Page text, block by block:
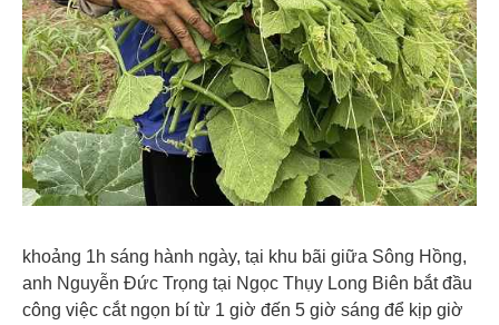
khoảng 1h sáng hành ngày, tại khu bãi giữa Sông Hồng,
anh Nguyễn Đức Trọng tại Ngọc Thụy Long Biên bắt đầu
công việc cắt ngọn bí từ 1 giờ đến 5 giờ sáng để kịp giờ